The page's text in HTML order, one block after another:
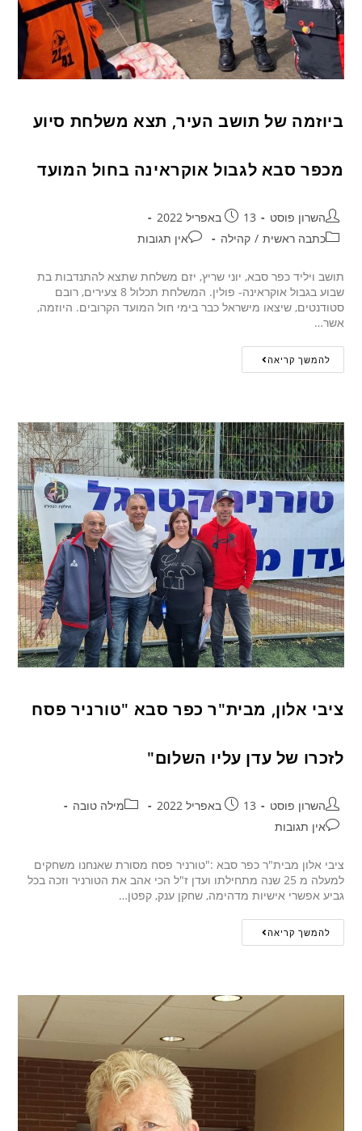
ביוזמה של תושב העיר, תצא משלחת סיוע
מכפר סבא לגבול אוקראינה בחול המועד
השרון פוסט
13 באפריל 2022
כתבה ראשית / קהילה אין תגובות
תושב ויליד כפר סבא, יוני שריץ, יזם משלחת שתצא להתנדבות בת
שבוע בגבול אוקראינה- פולין. המשלחת תכלול 8 צעירים, רובם
סטודנטים, שיצאו מישראל כבר בימי חול המועד הקרובים. היוזמה,
אשר…
להמשך קריאה
ציבי אלון, מבית"ר כפר סבא "טורניר פסח
לזכרו של עדן עליו השלום"
השרון פוסט 13 באפריל 2022
מילה טובה
אין תגובות
ציבי אלון מבית"ר כפר סבא :"טורניר פסח מסורת שאנחנו משחקים
למעלה מ 25 שנה מתחילתו ועדן ז"ל הכי אהב את הטורניר וזכה בכל
גביע אפשרי אישיות מדהימה, שחקן ענק, קפטן…
להמשך קריאה